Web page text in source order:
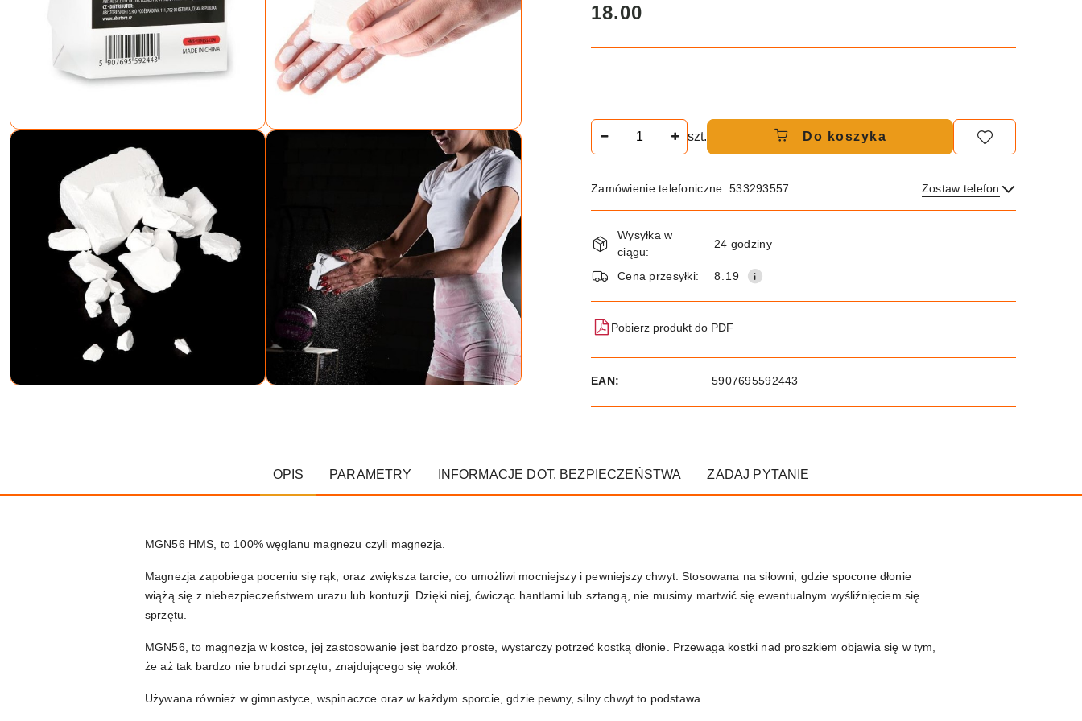
cena:
18.00
szt. Do koszyka
Zamówienie telefoniczne: 533293557 Zostaw telefon
Wyślij
Dostępność
i
dostawa
Wysyłka w
ciągu:
24 godziny
Cena przesyłki: 8.19
Pobierz produkt do PDF
EAN: 5907695592443
OPIS PARAMETRY INFORMACJE DOT. BEZPIECZEŃSTWA ZADAJ PYTANIE
MGN56 HMS, to 100% węglanu magnezu czyli magnezja.
Magnezja zapobiega poceniu się rąk, oraz zwiększa tarcie, co umożliwi mocniejszy i pewniejszy chwyt. Stosowana na siłowni, gdzie spocone dłonie
wiążą się z niebezpieczeństwem urazu lub kontuzji. Dzięki niej, ćwicząc hantlami lub sztangą, nie musimy martwić się ewentualnym wyśliźnięciem się
sprzętu.
MGN56, to magnezja w kostce, jej zastosowanie jest bardzo proste, wystarczy potrzeć kostką dłonie. Przewaga kostki nad proszkiem objawia się w tym,
że aż tak bardzo nie brudzi sprzętu, znajdującego się wokół.
Używana również w gimnastyce, wspinaczce oraz w każdym sporcie, gdzie pewny, silny chwyt to podstawa.